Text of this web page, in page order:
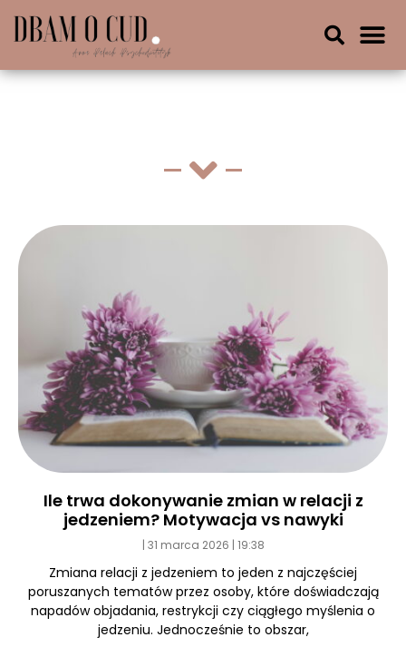
Ile trwa dokonywanie zmian w relacji z
jedzeniem? Motywacja vs nawyki
31 marca 2026 19:38
Zmiana relacji z jedzeniem to jeden z najczęściej
poruszanych tematów przez osoby, które doświadczają
napadów objadania, restrykcji czy ciągłego myślenia o
jedzeniu. Jednocześnie to obszar,